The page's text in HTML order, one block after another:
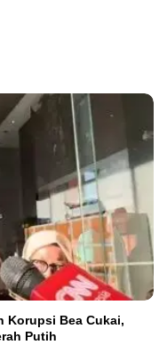
Korupsi Bea Cukai,
Putih